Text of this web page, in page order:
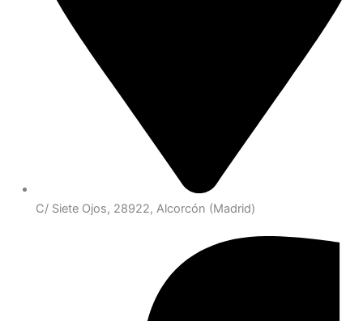
C/ Siete Ojos, 28922, Alcorcón (Madrid)